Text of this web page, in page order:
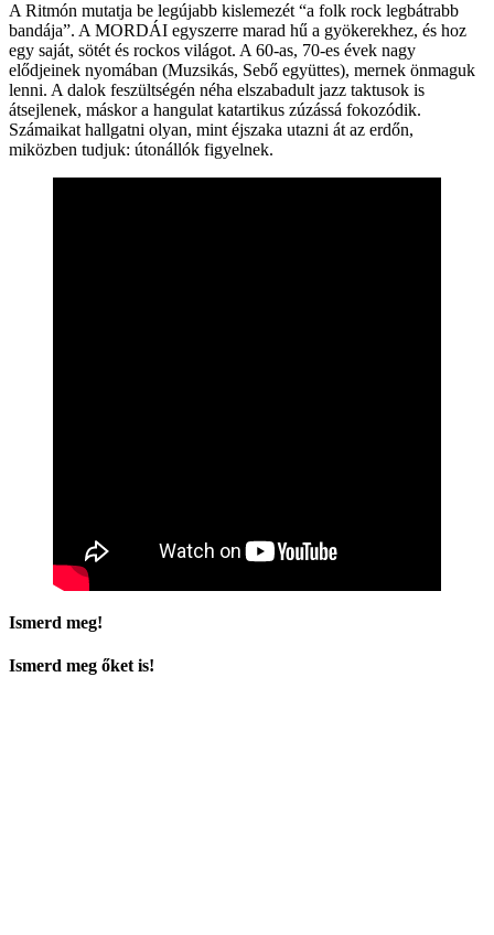
A Ritmón mutatja be legújabb kislemezét “a folk rock legbátrabb
bandája”. A MORDÁI egyszerre marad hű a gyökerekhez, és hoz
egy saját, sötét és rockos világot. A 60-as, 70-es évek nagy
elődjeinek nyomában (Muzsikás, Sebő együttes), mernek önmaguk
lenni. A dalok feszültségén néha elszabadult jazz taktusok is
átsejlenek, máskor a hangulat katartikus zúzássá fokozódik.
Számaikat hallgatni olyan, mint éjszaka utazni át az erdőn,
miközben tudjuk: útonállók figyelnek.
Ismerd meg!
Ismerd meg őket is!